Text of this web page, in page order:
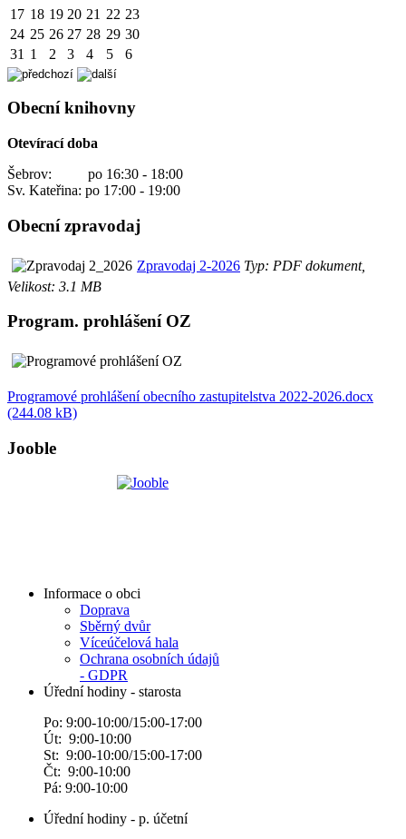
17 18 19 20 21 22 23
24 25 26 27 28 29 30
31 1 2 3 4 5 6
Obecní knihovny
Otevírací doba
Šebrov: po 16:30 - 18:00
Sv. Kateřina: po 17:00 - 19:00
Obecní zpravodaj
Zpravodaj 2-2026 Typ: PDF dokument,
Velikost: 3.1 MB
Program. prohlášení OZ
Programové prohlášení obecního zastupitelstva 2022-2026.docx
(244.08 kB)
Jooble
Informace o obci
Doprava
Sběrný dvůr
Víceúčelová hala
Ochrana osobních údajů
- GDPR
Úřední hodiny - starosta
Po: 9:00-10:00/15:00-17:00
Út: 9:00-10:00
St: 9:00-10:00/15:00-17:00
Čt: 9:00-10:00
Pá: 9:00-10:00
Úřední hodiny - p. účetní